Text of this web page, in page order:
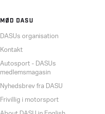
MØD DASU
DASUs organisation
Kontakt
Autosport - DASUs
medlemsmagasin
Nyhedsbrev fra DASU
Frivillig i motorsport